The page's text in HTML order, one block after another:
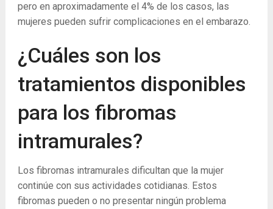
pero en aproximadamente el 4% de los casos, las
mujeres pueden sufrir complicaciones en el embarazo.
¿Cuáles son los
tratamientos disponibles
para los fibromas
intramurales?
Los fibromas intramurales dificultan que la mujer
continúe con sus actividades cotidianas. Estos
fibromas pueden o no presentar ningún problema